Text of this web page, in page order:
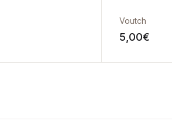
Voutch
5,00€